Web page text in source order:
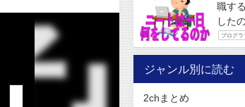
職す
した
プログラ
ジャンル別に読む
2chまとめ